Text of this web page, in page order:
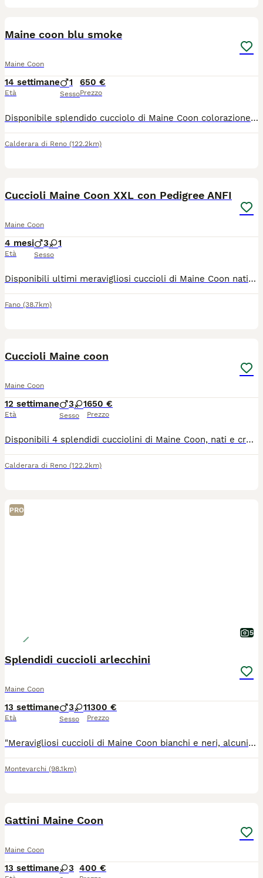
Maine coon blu smoke
Maine Coon
14 settimane
Età
1
Sesso
650 €
Prezzo
Disponibile splendido cucciolo di Maine Coon colorazione Blu Smoke (sottopelo bianco con effetto fumo) da imponenti linee russe (tratti marcati e grandi ciuffi sulle orecchie). Genitori: Visibili e testati negativi FIV/FeLV e HCM (cardiopatia). Pedigree: Ceduto senza pedigree esclusivamente come animale da compagnia. Il cucciolo verrà consegnato con: Libretto sanitario Ciclo di sverminazione e primo vaccino Già svezzato e abituato alla lettiera
Calderara di Reno (122.2km)
Cuccioli Maine Coon XXL con Pedigree ANFI
Maine Coon
4 mesi
Età
3 1
Sesso
Disponibili ultimi meravigliosi cuccioli di Maine Coon nati il 06.04.2026, cresciuti in ambiente domestico con amore ed attenzione. Cuccioli molto socievoli abituati al contatto umano ed alla vita in famiglia. Saranno ceduti al compimento del terzo mese di età con le previste vaccinazioni effettuate, sverminazione, con microchip e libretto sanitario. Genitori con ecocardio regolare e test Fil/Felv negativi. Papà di taglia molto grande con struttura importante e mamma dal carattere dolcissimo, molto equilibrata ed affettuosa. Per ulteriori info, foto e video - contatto Whatsapp 3454323981
Fano (38.7km)
Cuccioli Maine coon
Maine Coon
12 settimane
Età
3 1
Sesso
650 €
Prezzo
Disponibili 4 splendidi cucciolini di Maine Coon, nati e cresciuti in ambiente familiare. Quando: Cedibili da Fine luglio . Salute: Consegnati con libretto sanitario, sverminati e con primo vaccino. Genitori: Visibili in loco (cuccioli ceduti senza pedigree). Per informazioni, foto o prenotazioni, contattami in privato!
Calderara di Reno (122.2km)
PRO
5
Splendidi cuccioli arlecchini
Maine Coon
13 settimane
Età
3 1
Sesso
1300 €
Prezzo
"Meravigliosi cuccioli di Maine Coon bianchi e neri, alcuni con splendida livrea tabby. Allevati con amore in ambiente familiare, sono sani, dolcissimi e ben socializzati. Crescono con la massima cura e saranno affidati solo a famiglie responsabili, pronte ad amarli per tutta la vita." 🐾
Montevarchi (98.1km)
Gattini Maine Coon
Maine Coon
13 settimane 3 400 €